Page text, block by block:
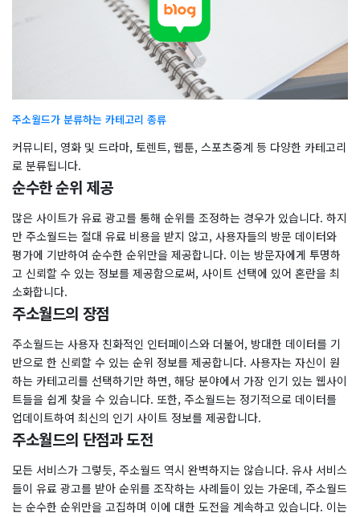
주소월드가 분류하는 카테고리 종류
커뮤니티, 영화 및 드라마, 토렌트, 웹툰, 스포츠중계 등 다양한 카테고리
로 분류됩니다.
순수한 순위 제공
많은 사이트가 유료 광고를 통해 순위를 조정하는 경우가 있습니다. 하지
만 주소월드는 절대 유료 비용을 받지 않고, 사용자들의 방문 데이터와
평가에 기반하여 순수한 순위만을 제공합니다. 이는 방문자에게 투명하
고 신뢰할 수 있는 정보를 제공함으로써, 사이트 선택에 있어 혼란을 최
소화합니다.
주소월드의 장점
주소월드는 사용자 친화적인 인터페이스와 더불어, 방대한 데이터를 기
반으로 한 신뢰할 수 있는 순위 정보를 제공합니다. 사용자는 자신이 원
하는 카테고리를 선택하기만 하면, 해당 분야에서 가장 인기 있는 웹사이
트들을 쉽게 찾을 수 있습니다. 또한, 주소월드는 정기적으로 데이터를
업데이트하여 최신의 인기 사이트 정보를 제공합니다.
주소월드의 단점과 도전
모든 서비스가 그렇듯, 주소월드 역시 완벽하지는 않습니다. 유사 서비스
들이 유료 광고를 받아 순위를 조작하는 사례들이 있는 가운데, 주소월드
는 순수한 순위만을 고집하며 이에 대한 도전을 계속하고 있습니다. 이는